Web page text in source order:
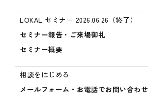
LOKAL セミナー 2026.06.26（終了）
セミナー報告・ご来場御礼
セミナー概要
相談をはじめる
メールフォーム・お電話でお問い合わせ